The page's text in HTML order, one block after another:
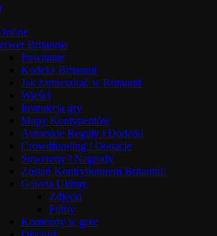
Britannia
Powitanie
Kodeks Britannii
Jak zamieszkać w Britannii
Wieści
Instrukcja gry
Mapy Kontynentów
Autorskie Reguły i Dodatki
Crowdfunding i Donacje
Suwereny i Nagrody
Zostań Kontrybutorem Britannii!
Galeria Ultimy
Zdjęcia
Filmy
Komendy w grze